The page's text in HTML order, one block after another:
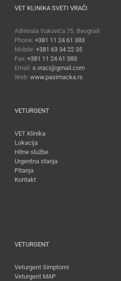
VET KLINIKA SVETI VRAČI
Admirala Vukovića 75, Beograd
Phone: +381 11 24 61 383
Mobile: +381 63 34 22 35
Fax: +381 11 24 61 383
Email: s.vraci@gmail.com
Web: www.pasimacka.rs
VETURGENT
VET Klinika
Lokacija
Hitne službe
Urgentna stanja
Pitanja
Kontakt
VETURGENT
Veturgent Simptomi
Veturgent MAP